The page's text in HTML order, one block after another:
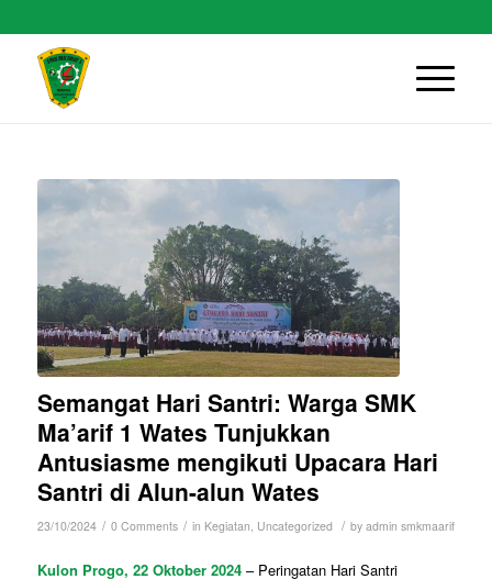
Semangat Hari Santri: Warga SMK
Ma’arif 1 Wates Tunjukkan
Antusiasme mengikuti Upacara Hari
Santri di Alun-alun Wates
23/10/2024 / 0 Comments / in Kegiatan, Uncategorized / by admin smkmaarif
Kulon Progo, 22 Oktober 2024– Peringatan Hari Santri